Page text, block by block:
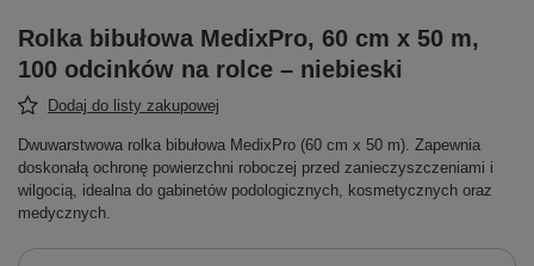
Rolka bibułowa MedixPro, 60 cm x 50 m,
100 odcinków na rolce – niebieski
Dodaj do listy zakupowej
Dwuwarstwowa rolka bibułowa MedixPro (60 cm x 50 m). Zapewnia
doskonałą ochronę powierzchni roboczej przed zanieczyszczeniami i
wilgocią, idealna do gabinetów podologicznych, kosmetycznych oraz
medycznych.